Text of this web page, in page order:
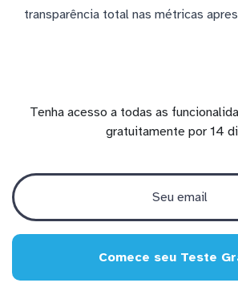
transparência total nas métricas
Tenha acesso a todas as
gratuitamente por 14
Comece seu Teste